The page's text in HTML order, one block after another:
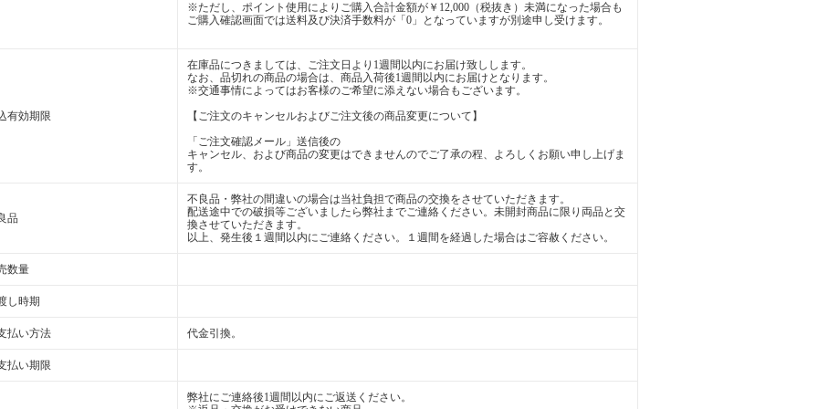
※ただし、ポイント使用によりご購入合計金額が￥12,000（税抜き）未満になった場合も
ご購入確認画面では送料及び決済手数料が「0」となっていますが別途申し受けます。
有効期限
在庫品につきましては、ご注文日より1週間以内にお届け致しします。
なお、品切れの商品の場合は、商品入荷後1週間以内にお届けとなります。
※交通事情によってはお客様のご希望に添えない場合もございます。
【ご注文のキャンセルおよびご注文後の商品変更について】
「ご注文確認メール」送信後の
キャンセル、および商品の変更はできませんのでご了承の程、よろしくお願い申し上げま
す。
品
不良品・弊社の間違いの場合は当社負担で商品の交換をさせていただきます。
配送途中での破損等ございましたら弊社までご連絡ください。未開封商品に限り両品と交
換させていただきます。
以上、発生後１週間以内にご連絡ください。１週間を経過した場合はご容赦ください。
数量
し時期
払い方法 代金引換。
払い期限
弊社にご連絡後1週間以内にご返送ください。